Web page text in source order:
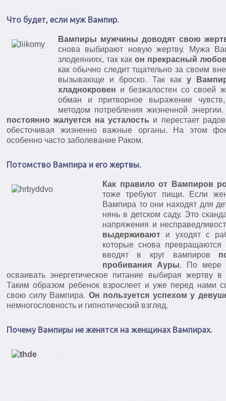
Что будет, если муж Вампир.
Вампиры мужчины доводят свою
снова выбирают новую жертву. Мужа
злодеяниях, так как он прекрасный
как обычно следит тщательно за своим
вызывающе и броско. Так как у
хладнокровен и безжалостен со своей
обман и притворное выражение
методом потребления жизненной
постоянно жалуется на усталость и перестает
обесточивая жизненно важные органы. На этом
особенно часто заболевание Раком.
Потомство Вампира и его жертвы.
Как правило от Вампиров
тоже требуют пищи. Если
Вампира то они находят для
нянь в детском саду. Это
напряжения и
выдерживают и уходят с
которые снова
вводят в круг вампиров
пробивания Ауры. По мере
осваивать энергетическое питание выбирая жертву
Таким образом ребенок взрослеет и уже перед
свою силу Вампира. Он пользуется успехом у
немногословность и гипнотический взгляд.
Почему Вампиры не женятся на женщинах Вампирах.